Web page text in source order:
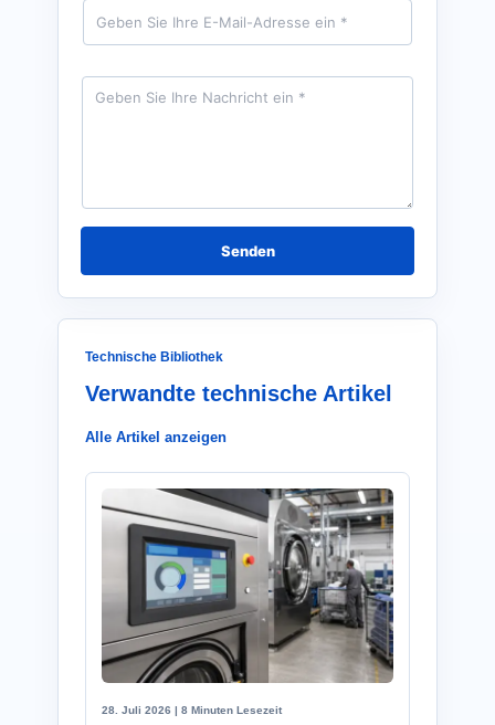
E
M
i
N
h
t
Senden
Technische Bibliothek
Verwandte technische Artikel
Alle Artikel anzeigen
28. Juli 2026 | 8 Minuten Lesezeit